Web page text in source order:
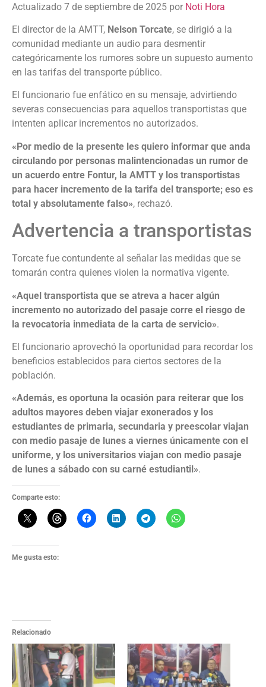
Actualizado 7 de septiembre de 2025 por Noti Hora
El director de la AMTT, Nelson Torcate, se dirigió a la
comunidad mediante un audio para desmentir
categóricamente los rumores sobre un supuesto aumento
en las tarifas del transporte público.
El funcionario fue enfático en su mensaje, advirtiendo
severas consecuencias para aquellos transportistas que
intenten aplicar incrementos no autorizados.
«Por medio de la presente les quiero informar que anda
circulando por personas malintencionadas un rumor de
un acuerdo entre Fontur, la AMTT y los transportistas
para hacer incremento de la tarifa del transporte; eso es
total y absolutamente falso», rechazó.
Advertencia a transportistas
Torcate fue contundente al señalar las medidas que se
tomarán contra quienes violen la normativa vigente.
«Aquel transportista que se atreva a hacer algún
incremento no autorizado del pasaje corre el riesgo de
la revocatoria inmediata de la carta de servicio».
El funcionario aprovechó la oportunidad para recordar los
beneficios establecidos para ciertos sectores de la
población.
«Además, es oportuna la ocasión para reiterar que los
adultos mayores deben viajar exonerados y los
estudiantes de primaria, secundaria y preescolar viajan
con medio pasaje de lunes a viernes únicamente con el
uniforme, y los universitarios viajan con medio pasaje
de lunes a sábado con su carné estudiantil».
Comparte esto:
Me gusta esto:
Relacionado